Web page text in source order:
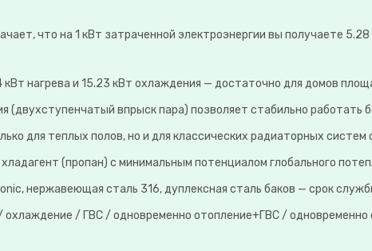
что на 1 кВт затраченной электроэнергии вы получаете
кВт нагрева и 15.23 кВт охлаждения — достаточно для домов
(двухступенчатый впрыск пара) позволяет стабильно работать
для теплых полов, но и для классических радиаторных систем
(пропан) с минимальным потенциалом глобального
нержавеющая сталь 316, дуплексная сталь баков — срок
охлаждение / ГВС / одновременно отопление+ГВС / одновременно